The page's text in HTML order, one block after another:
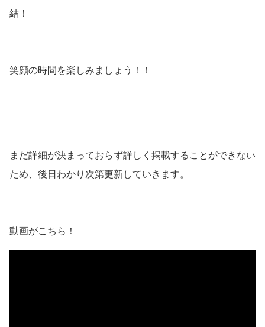
結！
笑顔の時間を楽しみましょう！！
まだ詳細が決まっておらず詳しく掲載することができない
ため、後日わかり次第更新していきます。
動画がこちら！